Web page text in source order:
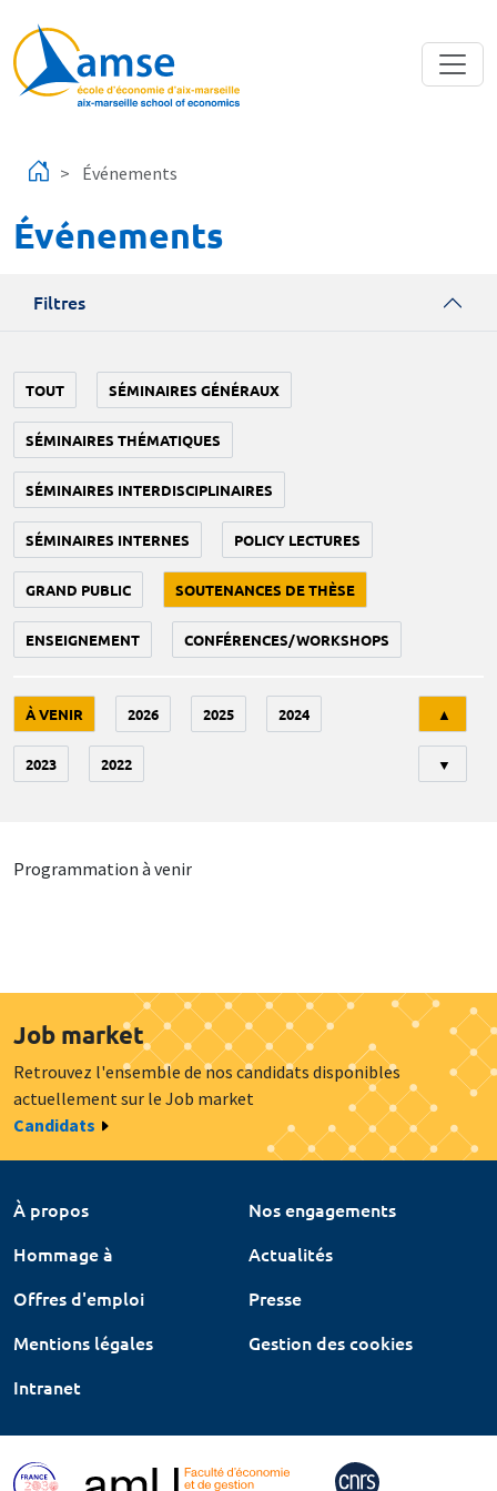
Événements
Événements
Filtres
TOUT SÉMINAIRES GÉNÉRAUX
SÉMINAIRES THÉMATIQUES
SÉMINAIRES INTERDISCIPLINAIRES
SÉMINAIRES INTERNES POLICY LECTURES
GRAND PUBLIC SOUTENANCES DE THÈSE
ENSEIGNEMENT CONFÉRENCES/WORKSHOPS
À VENIR 2026 2025 2024
2023 2022
▲
▼
Programmation à venir
Job market
Retrouvez l'ensemble de nos candidats disponibles
actuellement sur le Job market
Candidats
À propos
Nos engagements
Hommage à
Actualités
Offres d'emploi
Presse
Mentions légales
Gestion des cookies
Intranet